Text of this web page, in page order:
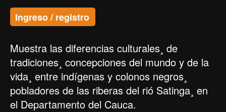
Ingreso / registro
Muestra las diferencias culturales¸ de
tradiciones¸ concepciones del mundo y de la
vida¸ entre indígenas y colonos negros¸
pobladores de las riberas del rió Satinga¸ en
el Departamento del Cauca.